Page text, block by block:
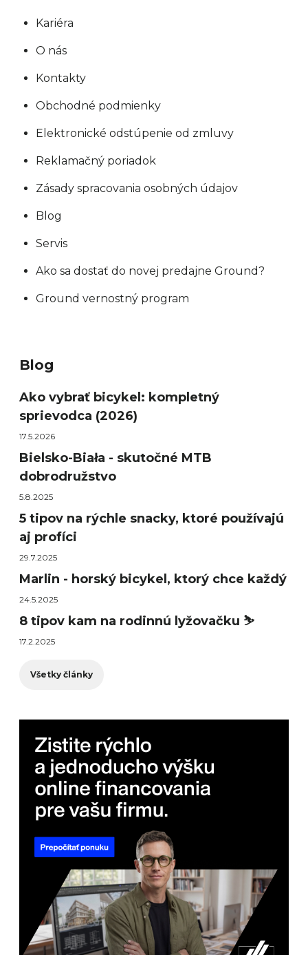
Kariéra
O nás
Kontakty
Obchodné podmienky
Elektronické odstúpenie od zmluvy
Reklamačný poriadok
Zásady spracovania osobných údajov
Blog
Servis
Ako sa dostať do novej predajne Ground?
Ground vernostný program
Blog
Ako vybrať bicykel: kompletný
sprievodca (2026)
17.5.2026
Bielsko-Biała - skutočné MTB
dobrodružstvo
5.8.2025
5 tipov na rýchle snacky, ktoré používajú
aj profíci
29.7.2025
Marlin - horský bicykel, ktorý chce každý
24.5.2025
8 tipov kam na rodinnú lyžovačku ⛷️
17.2.2025
Všetky články